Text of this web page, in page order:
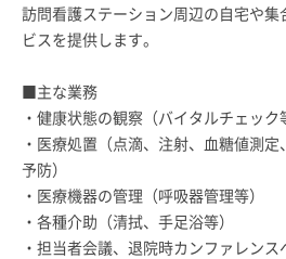
訪問看護ステーション周辺の自宅や
ビスを提供します。
■主な業務
・健康状態の観察（バイタルチェック
・医療処置（点滴、注射、血糖値測
予防）
・医療機器の管理（呼吸器管理等）
・各種介助（清拭、手足浴等）
・担当者会議、退院時カンファレンス